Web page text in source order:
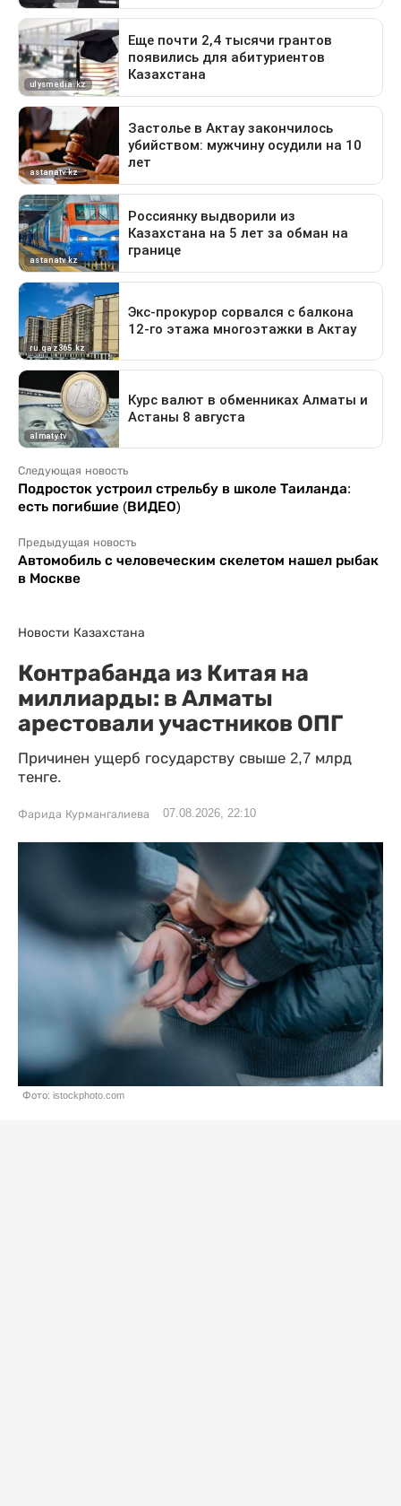
Следующая новость
Подросток устроил стрельбу в школе Таиланда:
есть погибшие (ВИДЕО)
Предыдущая новость
Автомобиль с человеческим скелетом нашел рыбак
в Москве
Новости Казахстана
Контрабанда из Китая на
миллиарды: в Алматы
арестовали участников ОПГ
Причинен ущерб государству свыше 2,7 млрд
тенге.
Фарида Курмангалиева 07.08.2026, 22:10
Фото: istockphoto.com